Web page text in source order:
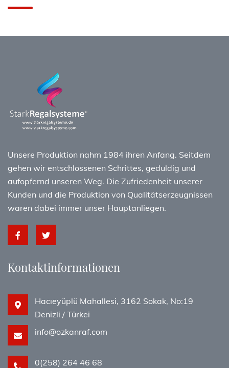
Unsere Produktion nahm 1984 ihren Anfang. Seitdem
gehen wir entschlossenen Schrittes, geduldig und
aufopfernd unseren Weg. Die Zufriedenheit unserer
Kunden und die Produktion von Qualitätserzeugnissen
waren dabei immer unser Hauptanliegen.
Kontaktinformationen
Hacıeyüplü Mahallesi, 3162 Sokak, No:19
Denizli / Türkei
info@ozkanraf.com
0(258) 264 46 68